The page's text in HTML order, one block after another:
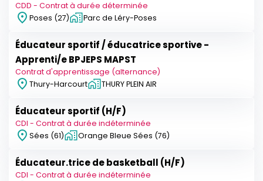
CDD - Contrat à durée déterminée
Poses (27)
Parc de Léry-Poses
Éducateur sportif / éducatrice sportive -
Apprenti/e BPJEPS MAPST
Contrat d'apprentissage (alternance)
Thury-Harcourt
THURY PLEIN AIR
Éducateur sportif (H/F)
CDI - Contrat à durée indéterminée
Sées (61)
Orange Bleue Sées (76)
Éducateur.trice de basketball (H/F)
CDI - Contrat à durée indéterminée